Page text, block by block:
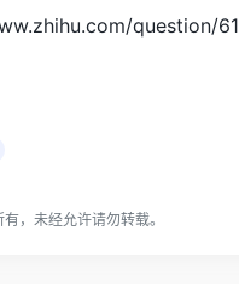
question/
，未经允许请勿转载。